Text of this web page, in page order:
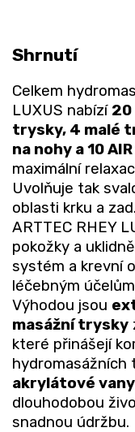
Shrnutí
Celkem
LUXUS nabízí 20
trysky, 4 malé
na nohy a 10
maximální
Uvolňuje tak
oblasti krku a
ARTTEC RHEY
pokožky a
systém a krevní
léčebným
Výhodou jsou
masážní trysky
které přinášejí
hydromasážních
akrylátové vany
dlouhodobou
snadnou údržbu.